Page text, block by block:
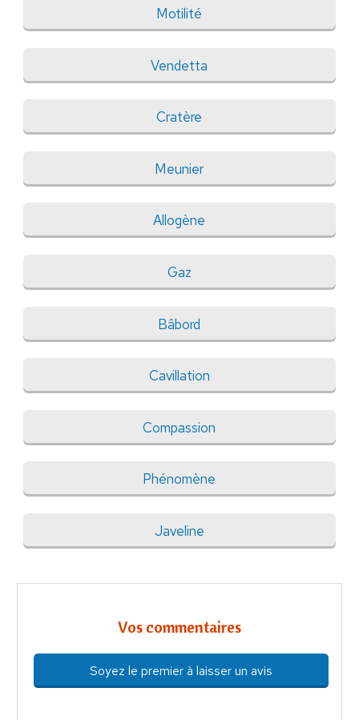
Motilité
Vendetta
Cratère
Meunier
Allogène
Gaz
Bâbord
Cavillation
Compassion
Phénomène
Javeline
Vos commentaires
Soyez le premier à laisser un avis